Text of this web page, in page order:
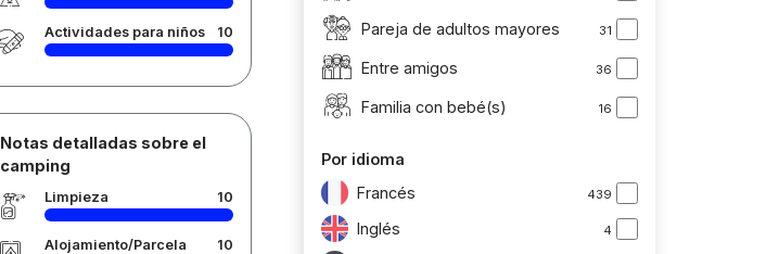
Actividades para niños 10
Notas detalladas sobre el
camping
Limpieza 10
Alojamiento/Parcela 10
Pareja de adultos mayores 31
Entre amigos 36
Familia con bebé(s) 16
Por idioma
Francés
439
Inglés 4